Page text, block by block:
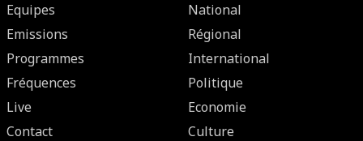
Equipes
Emissions
Programmes
Fréquences
Live
Contact
National
Régional
International
Politique
Economie
Culture